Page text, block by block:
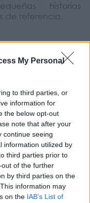
My Personal
to third parties, or
information for
the below opt-out
note that after your
continue seeing
information utilized by
third parties prior to
of the further
by third parties on the
information may
on the IAB’s List of
historias
de referencia.
exploráis
juntos de la
el mundo de los
de cuentos